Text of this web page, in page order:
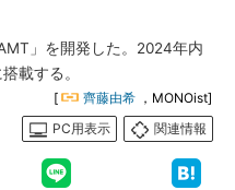
」を開発した。2024年内
載する。
[ 齊藤由希 ，MONOist]
PC用表示
関連情報